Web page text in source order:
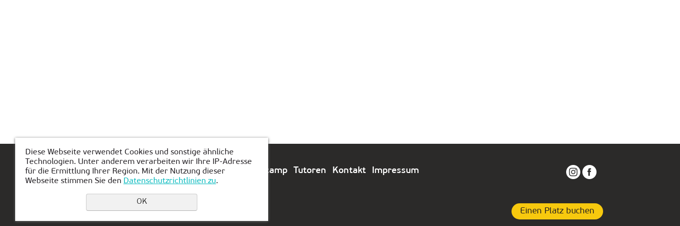
Hauptseite Über KIBERone Module Feriencamp Tutoren Kontakt Impressum
Einen Platz buchen
Diese Webseite verwendet Cookies und sonstige ähnliche
Technologien. Unter anderem verarbeiten wir Ihre IP-Adresse
für die Ermittlung Ihrer Region. Mit der Nutzung dieser
Webseite stimmen Sie den Datenschutzrichtlinien zu.
OK